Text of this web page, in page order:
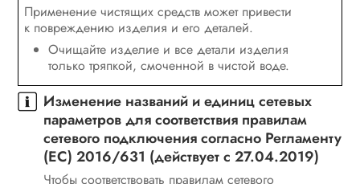
Применение чистящих средств может привести
к повреждению изделия и его деталей.
Очищайте изделие и все детали изделия
только тряпкой, смоченной в чистой воде.
Изменение названий и единиц сетевых
параметров для соответствия правилам
сетевого подключения согласно Регламенту
(ЕС) 2016/631 (действует с 27.04.2019)
Чтобы соответствовать правилам сетевого